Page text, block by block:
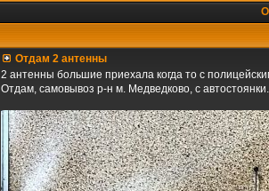
Отдам 2 антенны
2 антенны большие приехала когда то с
Отдам, самовывоз р-н м. Медведково, с